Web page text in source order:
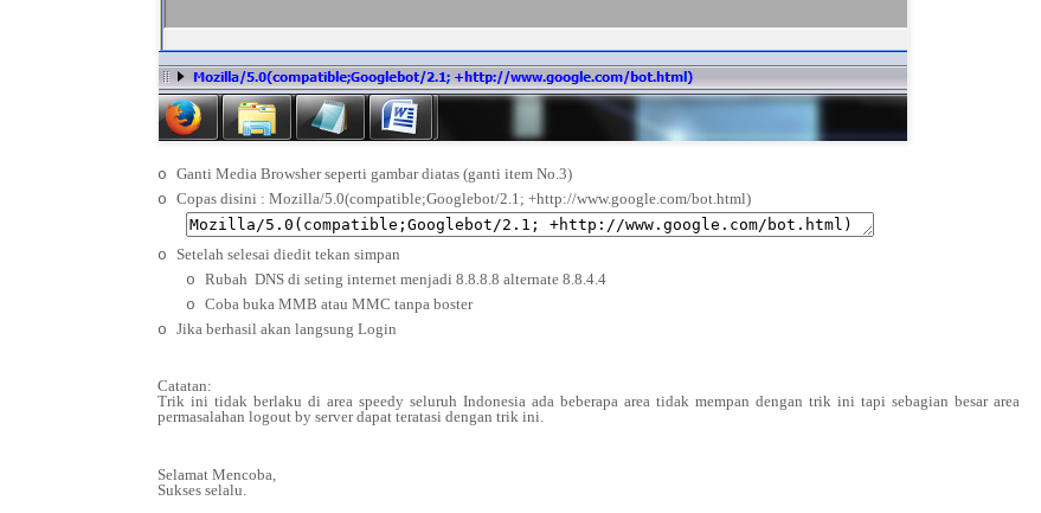
o Ganti Media Browsher seperti gambar diatas (ganti item No.3)
o Copas disini : Mozilla/5.0(compatible;Googlebot/2.1; +http://www.google.com/bot.html)
o
Setelah selesai diedit tekan simpan
o Rubah DNS di seting internet menjadi 8.8.8.8 alternate 8.8.4.4
o Coba buka MMB atau MMC tanpa boster
o Jika berhasil akan langsung Login
Catatan:
Trik ini tidak berlaku di area speedy seluruh Indonesia ada beberapa area tidak mempan dengan trik ini tapi sebagian besar area
permasalahan logout by server dapat teratasi dengan trik ini.
Selamat Mencoba,
Sukses selalu.